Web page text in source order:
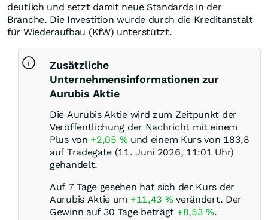
deutlich und setzt damit neue Standards in der
Branche. Die Investition wurde durch die Kreditanstalt
für Wiederaufbau (KfW) unterstützt.
Zusätzliche
Unternehmensinformationen zur
Aurubis Aktie
Die Aurubis Aktie wird zum Zeitpunkt der
Veröffentlichung der Nachricht mit einem
Plus von +2,05 % und einem Kurs von 183,8
auf Tradegate (11. Juni 2026, 11:01 Uhr)
gehandelt.
Auf 7 Tage gesehen hat sich der Kurs der
Aurubis Aktie um +11,43 % verändert. Der
Gewinn auf 30 Tage beträgt +8,53%.